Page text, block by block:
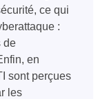
ce qui
:
de
en
sont perçues
les